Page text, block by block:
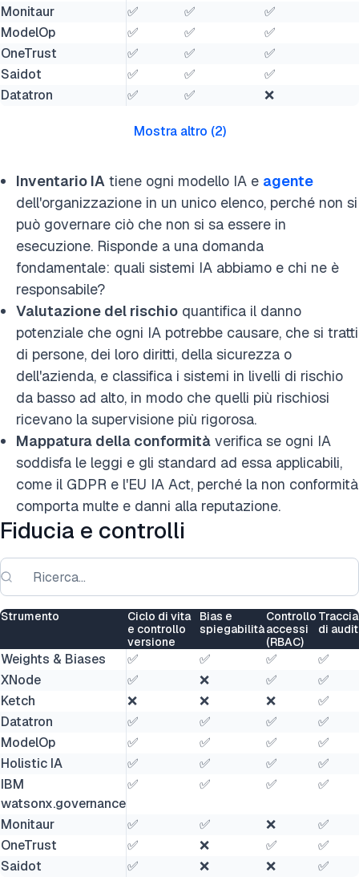
Monitaur ✅ ✅
✅
ModelOp
✅ ✅
✅
OneTrust
✅ ✅
✅
Saidot
✅ ✅
✅
Datatron
✅ ✅ ❌
Mostra altro (2)
Inventario IA tiene ogni modello IA e agente
dell'organizzazione in un unico elenco, perché non si
può governare ciò che non si sa essere in
esecuzione. Risponde a una domanda
fondamentale: quali sistemi IA abbiamo e chi ne è
responsabile?
Valutazione del rischio quantifica il danno
potenziale che ogni IA potrebbe causare, che si tratti
di persone, dei loro diritti, della sicurezza o
dell'azienda, e classifica i sistemi in livelli di rischio
da basso ad alto, in modo che quelli più rischiosi
ricevano la supervisione più rigorosa.
Mappatura della conformità verifica se ogni IA
soddisfa le leggi e gli standard ad essa applicabili,
come il GDPR e l'EU IA Act, perché la non conformità
comporta multe e danni alla reputazione.
Fiducia e controlli
Strumento
Ciclo di vita
e controllo
versione
Bias e
spiegabilità
Controllo
accessi
(RBAC)
Traccia
di audit
Weights & Biases ✅ ✅ ✅
✅
XNode
✅ ❌ ✅
✅
Ketch
❌ ❌ ❌
✅
Datatron
✅ ✅ ✅
✅
ModelOp
✅ ✅ ✅
✅
Holistic IA
✅ ✅ ✅
✅
IBM
watsonx.governance
✅ ✅ ✅ ✅
Monitaur ✅ ✅ ❌
✅
OneTrust
✅ ❌ ✅
✅
Saidot
✅ ❌ ❌ ✅